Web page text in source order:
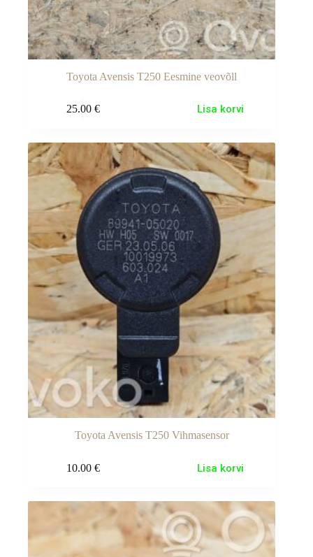
Toyota Avensis T250 Eesmine veovõll
25.00 € Lisa korvi
Toyota Avensis T250 Vihmasensor
10.00 € Lisa korvi